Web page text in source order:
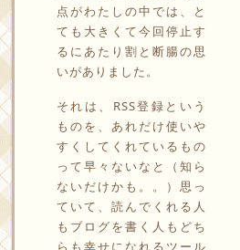
点がわたしの中では、と
ても大きくて今回停止す
るにあたり割と断腸の思
いがありました。
それは、RSS登録という
ものを、あれだけ使いや
すくしてくれているもの
って早々ないなと（知ら
ないだけかも。。）思っ
ていて、読んでくれる人
もブログを書く人もどち
らも幸せになれるツール